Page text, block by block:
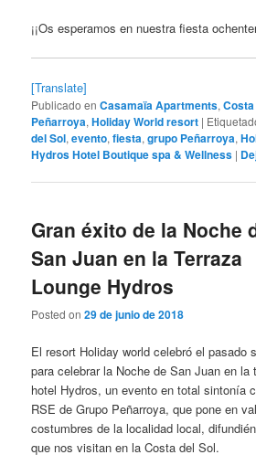
¡¡Os esperamos en nuestra fiesta
[Translate]
Publicado en Casamaïa Apartments,
Peñarroya,Holiday World resort |
del Sol,evento,fiesta,grupo Peñarroya,
Hydros Hotel Boutique spa & Wellness |
Gran éxito de la Noche
San Juan en la Terraza
Lounge Hydros
Posted on29 de junio de 2018
El resort Holiday world celebró el pasado
para celebrar la Noche de San Juan en la
hotel Hydros, un evento en total sintonía
RSE de Grupo Peñarroya, que pone en
costumbres de la localidad local,
que nos visitan en la Costa del Sol.